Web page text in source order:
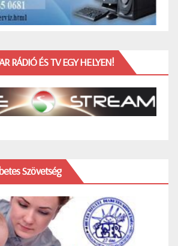
RÁDIÓ ÉS TV EGY HELYEN!
Szövetség